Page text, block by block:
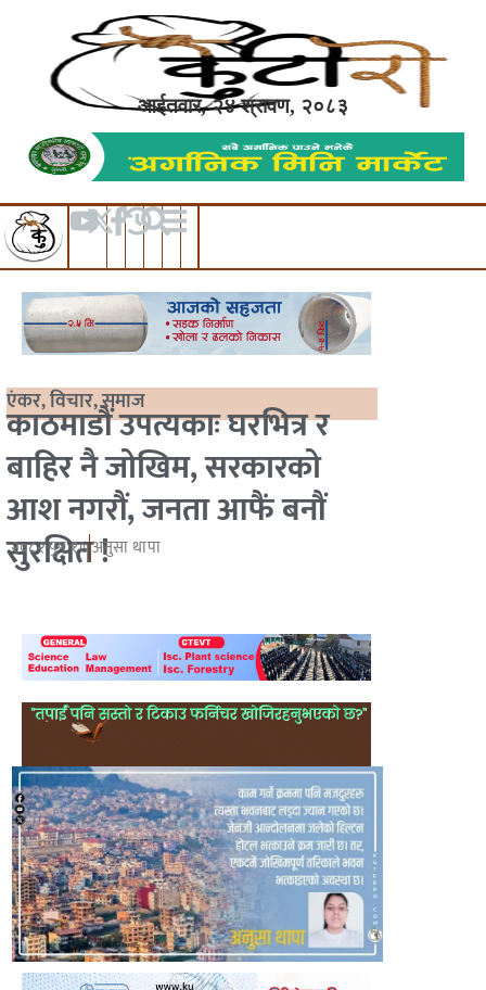
आईतवार, २४ श्रावण, २०८३
एंकर,विचार,समाज
काठमाडौं उपत्यकाः घरभित्र र
बाहिर नै जोखिम, सरकारको
आश नगरौं, जनता आफैं बनौं
सुरक्षित !
२०८२ पुष १७अनुसा थापा